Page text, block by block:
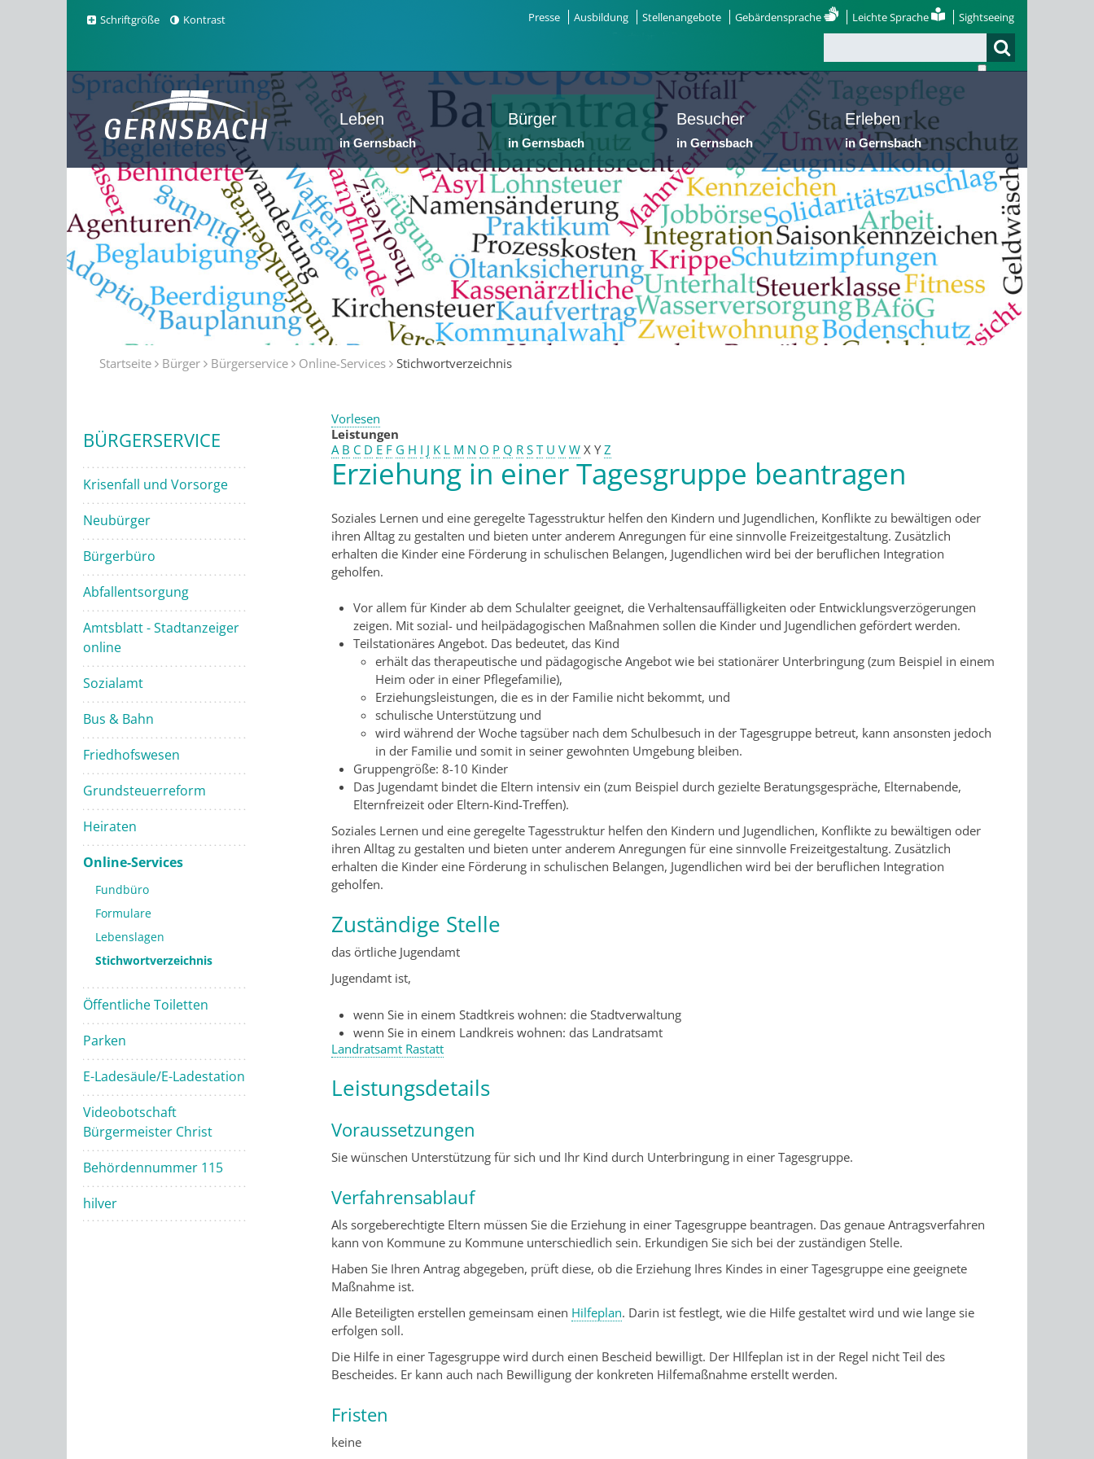
Schriftgröße Kontrast Presse Ausbildung Stellenangebote Gebärdensprache Leichte Sprache Sightseeing
Leben
in Gernsbach
Bürger
in Gernsbach
Besucher
in Gernsbach
Erleben
in Gernsbach
Stadtwerke
Startseite Bürger Bürgerservice Online-Services Stichwortverzeichnis
BÜRGERSERVICE
Krisenfall und Vorsorge
Neubürger
Bürgerbüro
Abfallentsorgung
Amtsblatt - Stadtanzeiger
online
Sozialamt
Bus & Bahn
Friedhofswesen
Grundsteuerreform
Heiraten
Online-Services
Fundbüro
Formulare
Lebenslagen
Stichwortverzeichnis
Öffentliche Toiletten
Parken
E-Ladesäule/E-Ladestation
Videobotschaft
Bürgermeister Christ
Behördennummer 115
hilver
Vorlesen
Leistungen
A B C D E F G H I J K L M N O P Q R S T U V W X Y Z
Erziehung in einer Tagesgruppe beantragen
Soziales Lernen und eine geregelte Tagesstruktur helfen den Kindern und Jugendlichen, Konflikte zu bewältigen oder
ihren Alltag zu gestalten und bieten unter anderem Anregungen für eine sinnvolle Freizeitgestaltung. Zusätzlich
erhalten die Kinder eine Förderung in schulischen Belangen, Jugendlichen wird bei der beruflichen Integration
geholfen.
Vor allem für Kinder ab dem Schulalter geeignet, die Verhaltensauffälligkeiten oder Entwicklungsverzögerungen
zeigen. Mit sozial- und heilpädagogischen Maßnahmen sollen die Kinder und Jugendlichen gefördert werden.
Teilstationäres Angebot. Das bedeutet, das Kind
erhält das therapeutische und pädagogische Angebot wie bei stationärer Unterbringung (zum Beispiel in einem
Heim oder in einer Pflegefamilie),
Erziehungsleistungen, die es in der Familie nicht bekommt, und
schulische Unterstützung und
wird während der Woche tagsüber nach dem Schulbesuch in der Tagesgruppe betreut, kann ansonsten jedoch
in der Familie und somit in seiner gewohnten Umgebung bleiben.
Gruppengröße: 8-10 Kinder
Das Jugendamt bindet die Eltern intensiv ein (zum Beispiel durch gezielte Beratungsgespräche, Elternabende,
Elternfreizeit oder Eltern-Kind-Treffen).
Soziales Lernen und eine geregelte Tagesstruktur helfen den Kindern und Jugendlichen, Konflikte zu bewältigen oder
ihren Alltag zu gestalten und bieten unter anderem Anregungen für eine sinnvolle Freizeitgestaltung. Zusätzlich
erhalten die Kinder eine Förderung in schulischen Belangen, Jugendlichen wird bei der beruflichen Integration
geholfen.
Zuständige Stelle
das örtliche Jugendamt
Jugendamt ist,
wenn Sie in einem Stadtkreis wohnen: die Stadtverwaltung
wenn Sie in einem Landkreis wohnen: das Landratsamt
Landratsamt Rastatt
Leistungsdetails
Voraussetzungen
Sie wünschen Unterstützung für sich und Ihr Kind durch Unterbringung in einer Tagesgruppe.
Verfahrensablauf
Als sorgeberechtigte Eltern müssen Sie die Erziehung in einer Tagesgruppe beantragen. Das genaue Antragsverfahren
kann von Kommune zu Kommune unterschiedlich sein. Erkundigen Sie sich bei der zuständigen Stelle.
Haben Sie Ihren Antrag abgegeben, prüft diese, ob die Erziehung Ihres Kindes in einer Tagesgruppe eine geeignete
Maßnahme ist.
Alle Beteiligten erstellen gemeinsam einen Hilfeplan. Darin ist festlegt, wie die Hilfe gestaltet wird und wie lange sie
erfolgen soll.
Die Hilfe in einer Tagesgruppe wird durch einen Bescheid bewilligt. Der HIlfeplan ist in der Regel nicht Teil des
Bescheides. Er kann auch nach Bewilligung der konkreten Hilfemaßnahme erstellt werden.
Fristen
keine